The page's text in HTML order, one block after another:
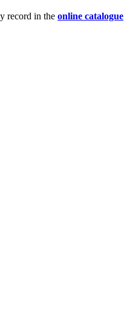
record in the online catalogue